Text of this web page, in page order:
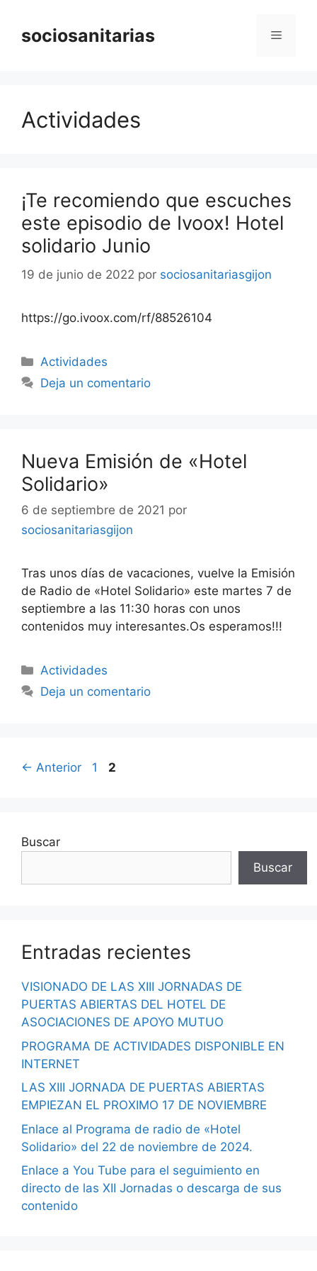
contenido
sociosanitarias Menú
Actividades
¡Te recomiendo que escuches
este episodio de Ivoox! Hotel
solidario Junio
19 de junio de 2022 por sociosanitariasgijon
https://go.ivoox.com/rf/88526104
Categorías
Actividades
Deja un comentario
Nueva Emisión de «Hotel
Solidario»
6 de septiembre de 2021 por
sociosanitariasgijon
Tras unos días de vacaciones, vuelve la Emisión
de Radio de «Hotel Solidario» este martes 7 de
septiembre a las 11:30 horas con unos
contenidos muy interesantes.Os esperamos!!!
Categorías
Actividades
Deja un comentario
Navegación
← Anterior Página
1 Página
2
Buscar
Buscar
Entradas recientes
VISIONADO DE LAS XIII JORNADAS DE
PUERTAS ABIERTAS DEL HOTEL DE
ASOCIACIONES DE APOYO MUTUO
PROGRAMA DE ACTIVIDADES DISPONIBLE EN
INTERNET
LAS XIII JORNADA DE PUERTAS ABIERTAS
EMPIEZAN EL PROXIMO 17 DE NOVIEMBRE
Enlace al Programa de radio de «Hotel
Solidario» del 22 de noviembre de 2024.
Enlace a You Tube para el seguimiento en
directo de las XII Jornadas o descarga de sus
contenido